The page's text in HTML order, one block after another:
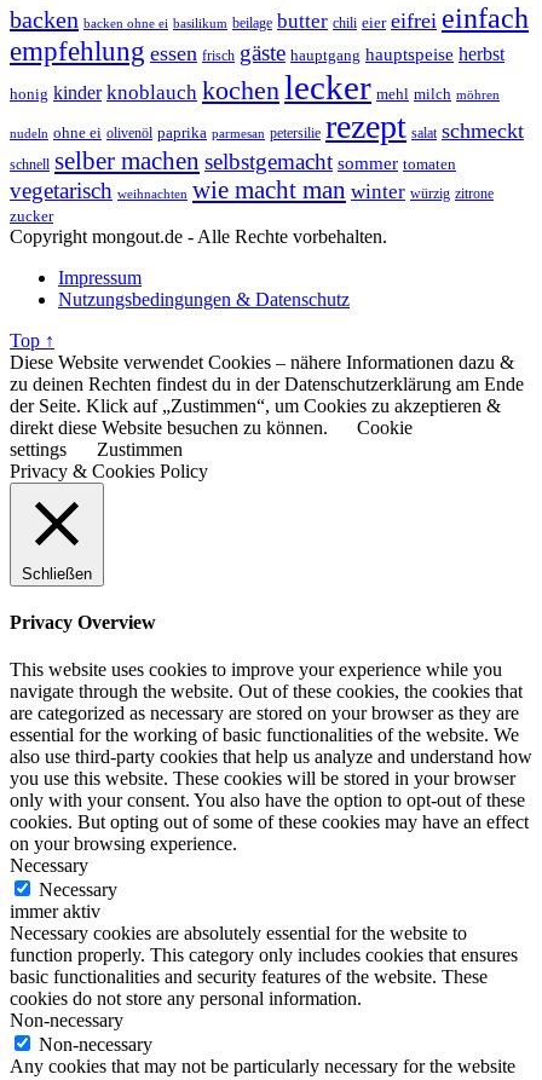
backen backen ohne ei basilikum beilage butter chili eier eifrei einfach
empfehlung essen frisch gäste hauptgang hauptspeise herbst
honig kinder knoblauch kochen lecker mehl milch möhren
nudeln ohne ei olivenöl paprika parmesan petersilie rezept salat schmeckt
schnell selber machen selbstgemacht sommer tomaten
vegetarisch weihnachten wie macht man winter würzig zitrone
zucker
Copyright mongout.de - Alle Rechte vorbehalten.
Impressum
Nutzungsbedingungen & Datenschutz
Top ↑
Diese Website verwendet Cookies – nähere Informationen dazu &
zu deinen Rechten findest du in der Datenschutzerklärung am Ende
der Seite. Klick auf „Zustimmen“, um Cookies zu akzeptieren &
direkt diese Website besuchen zu können.
Cookie
settings
Zustimmen
Privacy & Cookies Policy
Schließen
Privacy Overview
This website uses cookies to improve your experience while you
navigate through the website. Out of these cookies, the cookies that
are categorized as necessary are stored on your browser as they are
essential for the working of basic functionalities of the website. We
also use third-party cookies that help us analyze and understand how
you use this website. These cookies will be stored in your browser
only with your consent. You also have the option to opt-out of these
cookies. But opting out of some of these cookies may have an effect
on your browsing experience.
Necessary
Necessary
immer aktiv
Necessary cookies are absolutely essential for the website to
function properly. This category only includes cookies that ensures
basic functionalities and security features of the website. These
cookies do not store any personal information.
Non-necessary
Non-necessary
Any cookies that may not be particularly necessary for the website